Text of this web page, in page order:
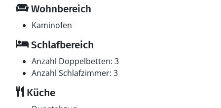
Wohnbereich
Kaminofen
Schlafbereich
Anzahl Doppelbetten: 3
Anzahl Schlafzimmer: 3
Küche